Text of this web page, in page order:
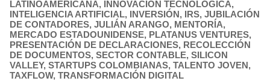
LATINOAMERICANA, INNOVACIÓN TECNOLÓGICA,
INTELIGENCIA ARTIFICIAL, INVERSIÓN, IRS, JUBILACIÓN
DE CONTADORES, JULIÁN ARANGO, MENTORÍA,
MERCADO ESTADOUNIDENSE, PLATANUS VENTURES,
PRESENTACIÓN DE DECLARACIONES, RECOLECCIÓN
DE DOCUMENTOS, SECTOR CONTABLE, SILICON
VALLEY, STARTUPS COLOMBIANAS, TALENTO JOVEN,
TAXFLOW, TRANSFORMACIÓN DIGITAL